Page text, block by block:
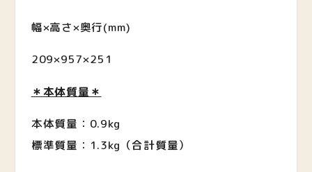
幅×高さ×奥行(mm)
209×957×251
＊本体質量＊
本体質量：0.9kg
標準質量：1.3kg（合計質量）